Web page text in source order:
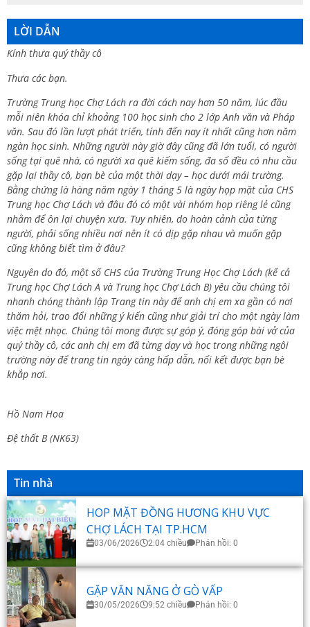
LỜI DẪN
Kính thưa quý thầy cô
Thưa các bạn.
Trường Trung học Chợ Lách ra đời cách nay hơn 50 năm, lúc đầu
mỗi niên khóa chỉ khoảng 100 học sinh cho 2 lớp Anh văn và Pháp
văn. Sau đó lần lượt phát triển, tính đến nay ít nhất cũng hơn năm
ngàn học sinh. Những người này giờ đây cũng đã lớn tuổi, có người
sống tại quê nhà, có người xa quê kiếm sống, đa số đều có nhu cầu
gặp lại thầy cô, bạn bè của một thời dạy – học dưới mái trường.
Bằng chứng là hàng năm ngày 1 tháng 5 là ngày họp mặt của CHS
Trung học Chợ Lách và đâu đó có một vài nhóm họp riêng lẻ cũng
nhằm để ôn lại chuyện xưa. Tuy nhiên, do hoàn cảnh của từng
người, phải sống nhiều nơi nên ít có dịp gặp nhau và muốn gặp
cũng không biết tìm ở đâu?
Nguyên do đó, một số CHS của Trường Trung Học Chợ Lách (kể cả
Trung học Chợ Lách A và Trung học Chợ Lách B) yêu cầu chúng tôi
nhanh chóng thành lập Trang tin này để anh chị em xa gần có nơi
thăm hỏi, trao đổi những ý kiến cũng như giải trí cho một ngày làm
việc mệt nhọc. Chúng tôi mong được sự góp ý, đóng góp bài vở của
quý thầy cô, các anh chị em đã từng dạy và học trong những ngôi
trường này để trang tin ngày càng hấp dẫn, nối kết được bạn bè
khắp nơi.
Hồ Nam Hoa
Đệ thất B (NK63)
Tin nhà
HOP MẶT ĐỒNG HƯƠNG KHU VỰC
CHỢ LÁCH TẠI TP.HCM
03/06/2026 2:04 chiều Phản hồi: 0
GẶP VĂN NĂNG Ở GÒ VẤP
30/05/2026 9:52 chiều Phản hồi: 0